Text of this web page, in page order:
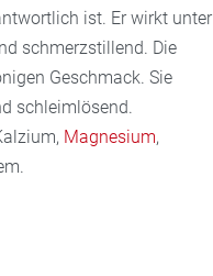
ist. Er wirkt unter
schmerzstillend. Die
Geschmack. Sie
schleimlösend.
Magnesium,